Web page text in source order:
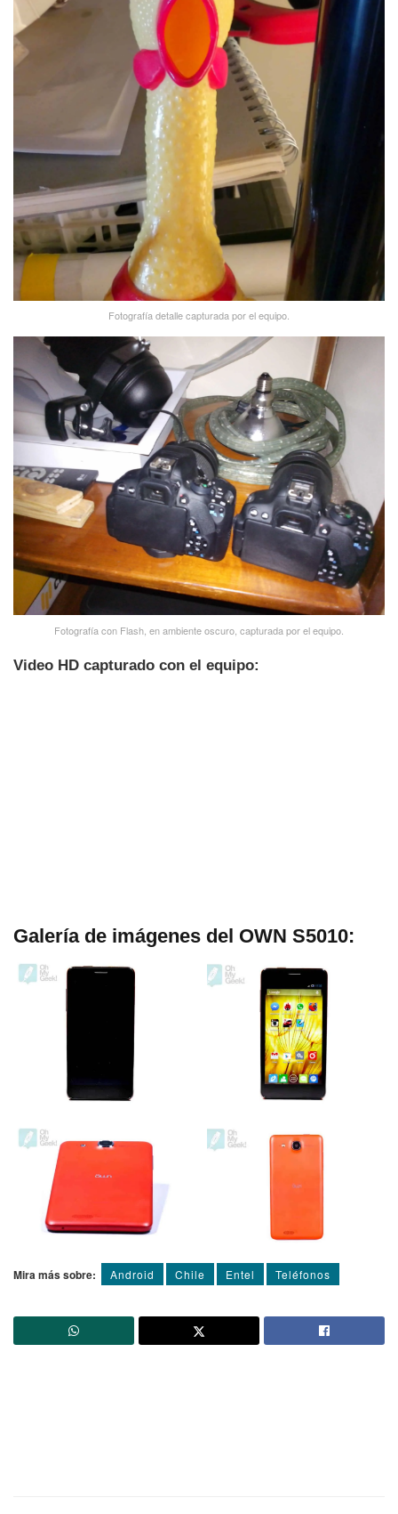
Fotografí­a detalle capturada por el equipo.
Fotografí­a con Flash, en ambiente oscuro, capturada por el equipo.
Video HD capturado con el equipo:
Galerí­a de imágenes del OWN S5010:
Mira más sobre: Android Chile Entel Teléfonos